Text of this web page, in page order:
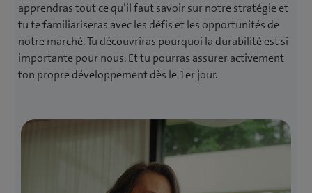
apprendras tout ce qu’il faut savoir sur notre stratégie et
tu te familiariseras avec les défis et les opportunités de
notre marché. Tu découvriras pourquoi la durabilité est si
importante pour nous. Et tu pourras assurer activement
ton propre développement dès le 1er jour.